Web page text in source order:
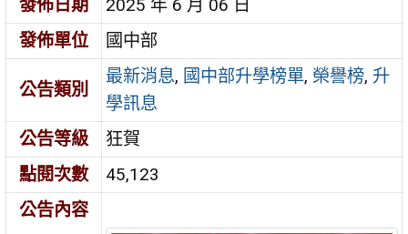
發佈日期
2025 年 6 月 06 日
發佈單位
國中部
公告類別
最新消息, 國中部升學榜單, 榮譽榜, 升
學訊息
公告等級
狂賀
點閱次數
45,123
公告內容